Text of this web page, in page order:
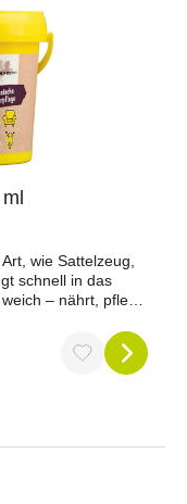
wie Sattelzeug,
schnell in das
– nährt, pflegt
und Wachse,
schwarz
von 5 Sternen